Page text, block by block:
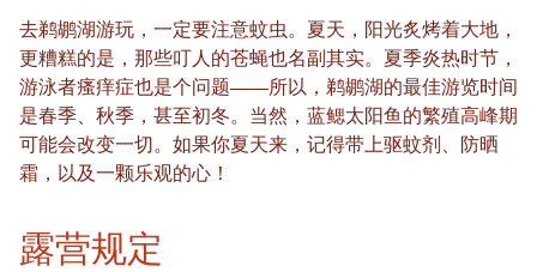
去鹈鹕湖游玩，一定要注意蚊虫。夏天，阳光炙烤着大地，
更糟糕的是，那些叮人的苍蝇也名副其实。夏季炎热时节，
游泳者瘙痒症也是个问题——所以，鹈鹕湖的最佳游览时间
是春季、秋季，甚至初冬。当然，蓝鳃太阳鱼的繁殖高峰期
可能会改变一切。如果你夏天来，记得带上驱蚊剂、防晒
霜，以及一颗乐观的心！
露营规定